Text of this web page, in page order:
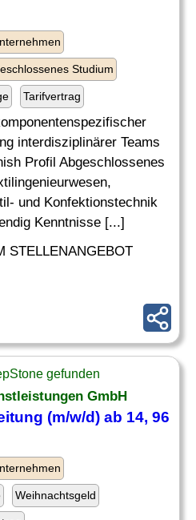
Studium
Tarifvertrag
interdisziplinärer Teams
Profil Abgeschlossenes
und Konfektionstechnik
Kenntnisse [...]
STELLENANGEBOT
gefunden
GmbH
(m/w/d) ab 14, 96
Weihnachtsgeld